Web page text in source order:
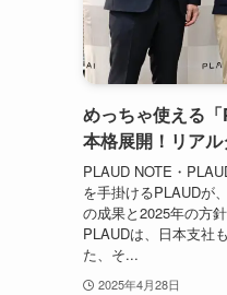
めっちゃ使える
本格展開！リア
PLAUD NOTE・
を手掛けるPLAUDが
の成果と2025年の方
PLAUDは、日本支社
た、そ...
2025年4月28日